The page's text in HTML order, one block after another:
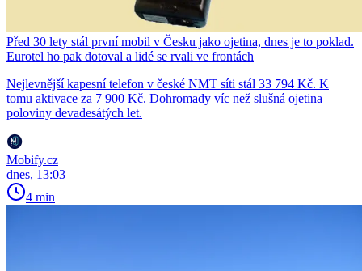
Před 30 lety stál první mobil v Česku jako ojetina, dnes je to poklad.
Eurotel ho pak dotoval a lidé se rvali ve frontách
Nejlevnější kapesní telefon v české NMT síti stál 33 794 Kč. K
tomu aktivace za 7 900 Kč. Dohromady víc než slušná ojetina
poloviny devadesátých let.
Mobify.cz
dnes, 13:03
4 min